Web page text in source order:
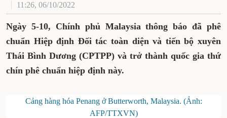
11:26, 06/10/2022
Ngày 5-10, Chính phủ Malaysia thông báo đã phê
chuẩn Hiệp định Đối tác toàn diện và tiến bộ xuyên
Thái Bình Dương (CPTPP) và trở thành quốc gia thứ
chín phê chuẩn hiệp định này.
Cảng hàng hóa Penang ở Butterworth, Malaysia. (Ảnh:
AFP/TTXVN)